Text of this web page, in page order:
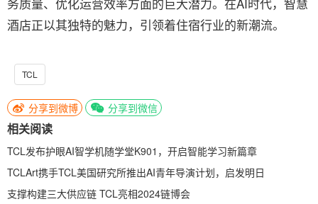
酒店正以其独特的魅力，引领着住宿行业的新潮流。
TCL
分享到微博 分享到微信
相关阅读
TCL发布护眼AI智学机随学堂K901，开启智能学习新篇章
TCLArt携手TCL美国研究所推出AI青年导演计划，启发明日
支撑构建三大供应链 TCL亮相2024链博会